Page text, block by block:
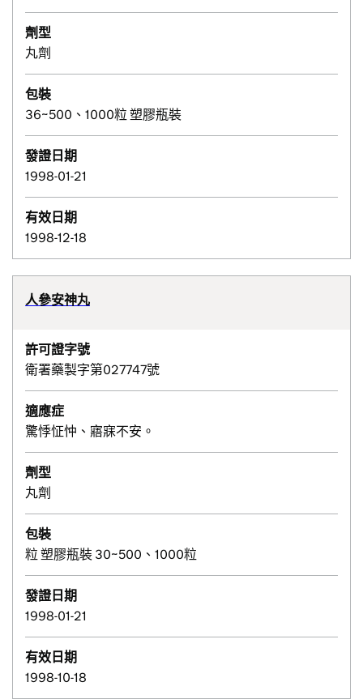
劑型
丸劑
包裝
36~500、1000粒 塑膠瓶裝
發證日期
1998-01-21
有效日期
1998-12-18
人參安神丸
許可證字號
衛署藥製字第027747號
適應症
驚悸怔忡、寤寐不安。
劑型
丸劑
包裝
粒 塑膠瓶裝 30~500、1000粒
發證日期
1998-01-21
有效日期
1998-10-18